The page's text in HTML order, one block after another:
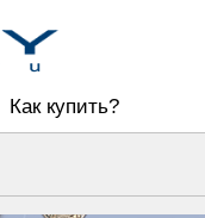
Как купить?